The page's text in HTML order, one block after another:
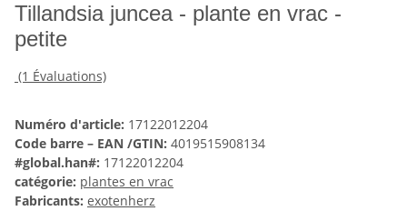
Tillandsia juncea - plante en vrac -
petite
(1 Évaluations)
Numéro d'article: 17122012204
Code barre – EAN /GTIN: 4019515908134
#global.han#: 17122012204
catégorie: plantes en vrac
Fabricants: exotenherz